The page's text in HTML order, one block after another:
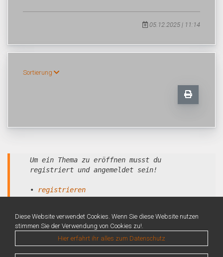
05.12.2025 | 11:14
Sortierung
Um ein Thema zu eröffnen musst du
registriert und angemeldet sein!
• registrieren
Diese Website verwendet Cookies. Wenn Sie diese Website nutzen
stimmen Sie der Verwendung von Cookies zu!.
Hier erfahrt ihr alles zum Datenschutz